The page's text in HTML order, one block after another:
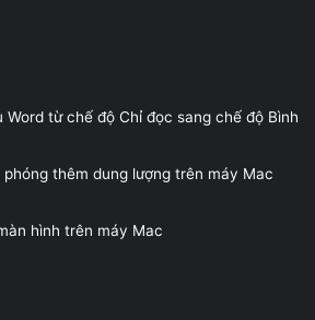
từ chế độ Chỉ đọc sang chế độ Bình
phóng thêm dung lượng trên máy Mac
hình trên máy Mac